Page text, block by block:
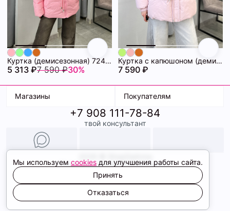
Куртка (демисезонная) 72462280\445
5 313 ₽7 590 ₽30%
Куртка с капюшоном (демисезонная) 72462282\440
7 590 ₽
Магазины
ТК Терминал
ТРК Континент
Покупателям
Доставка
Условия оплаты
Образы
+7 908 111-78-84
твой консультант
Политика конфиденциальности
Соглашение cookie
Сайт создали
Мы используем cookies для улучшения работы сайта.
Принять
Отказаться